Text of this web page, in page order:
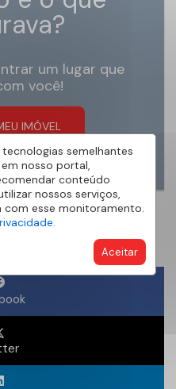
semelhantes
nosso portal,
conteúdo
nossos serviços,
esse monitoramento.
Aceitar
um lugar que
você!
IMÓVEL